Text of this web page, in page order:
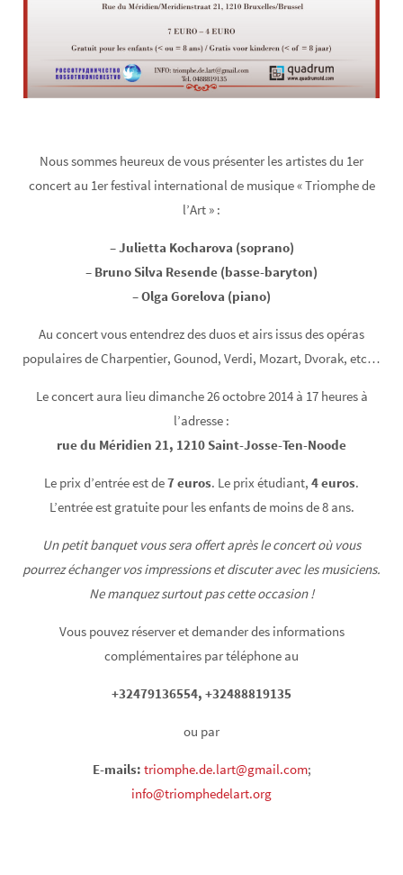
Nous sommes heureux de vous présenter les artistes du 1er
concert au 1er festival international de musique « Triomphe de
l’Art » :
– Julietta Kocharova (soprano)
– Bruno Silva Resende (basse-baryton)
– Olga Gorelova (piano)
Au concert vous entendrez des duos et airs issus des opéras
populaires de Charpentier, Gounod, Verdi, Mozart, Dvorak, etc…
Le concert aura lieu dimanche 26 octobre 2014 à 17 heures à
l’adresse :
rue du Méridien 21, 1210 Saint-Josse-Ten-Noode
Le prix d’entrée est de7 euros. Le prix étudiant, 4 euros.
L’entrée est gratuite pour les enfants de moins de 8 ans.
Un petit banquet vous sera offert après le concert où vous
pourrez échanger vos impressions et discuter avec les musiciens.
Ne manquez surtout pas cette occasion !
Vous pouvez réserver et demander des informations
complémentaires par téléphone au
+32479136554, +32488819135
ou par
E-mails: triomphe.de.lart@gmail.com;
info@triomphedelart.org